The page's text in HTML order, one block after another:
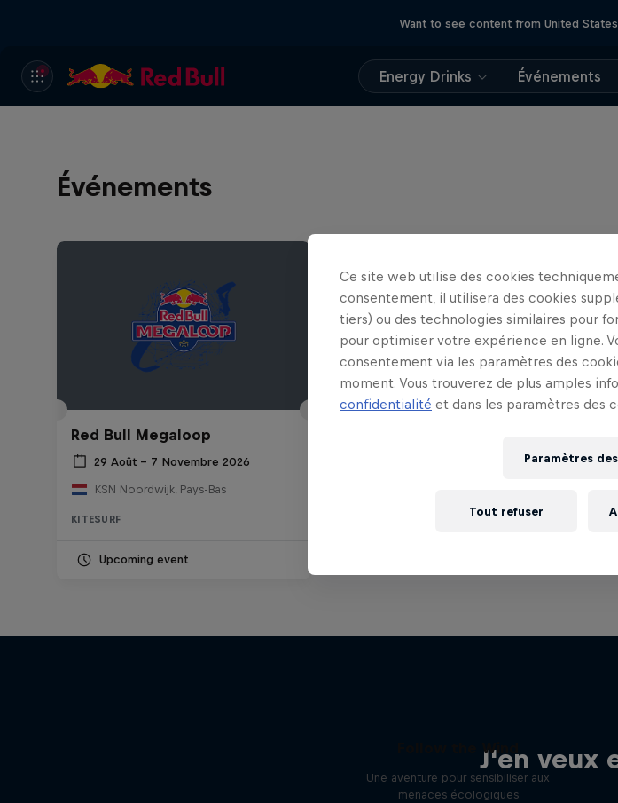
Want to see content from United
Energy Drinks Événements
Événements
Red Bull Megaloop
29 Août – 7 Novembre 2026
KSN Noordwijk, Pays-Bas
KITESURF
Upcoming event
J'en veux
Follow the Wind
Une aventure pour sensibiliser aux
menaces écologiques
Ce site web utilise des cookies
consentement, il utilisera des cookies
tiers) ou des technologies similaires pour
pour optimiser votre expérience en ligne.
consentement via les paramètres des
moment. Vous trouverez de plus amples
confidentialité et dans les paramètres des
Paramètres
Tout refuser